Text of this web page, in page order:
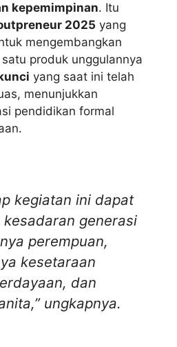
kepemimpinan. Itu
2025 yang
mengembangkan
produk unggulannya
yang saat ini telah
menunjukkan
pendidikan formal
kegiatan ini dapat
generasi
perempuan,
kesetaraan
dan
ungkapnya.